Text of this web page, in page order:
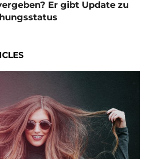
Er gibt Update zu